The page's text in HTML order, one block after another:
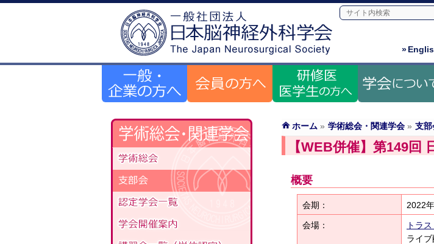
»
ホーム » 学術総会・関連学会 » 支部
【WEB併催】第149回
概要
会期： 2022
会場： トラ
ライブ